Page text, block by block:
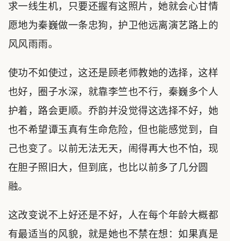
求一线生机，只要还握有这照片，她就会心甘情
愿地为秦巍做一条忠狗，护卫他远离演艺路上的
风风雨雨。
使功不如使过，这还是顾老师教她的选择，这样
也好，圈子水深，就靠李竺也不行，秦巍多个人
护着，路会更顺。乔韵并没觉得这选择不好，她
也不希望谭玉真有生命危险，但也能感觉到，自
己也变了。以前无法无天，闹得再大也不怕，现
在胆子照旧大，但到底，也比以前多了几分圆
融。
这改变说不上好还是不好，人在每个年龄大概都
有最适当的风貌，就是她也不禁在想：如果真是